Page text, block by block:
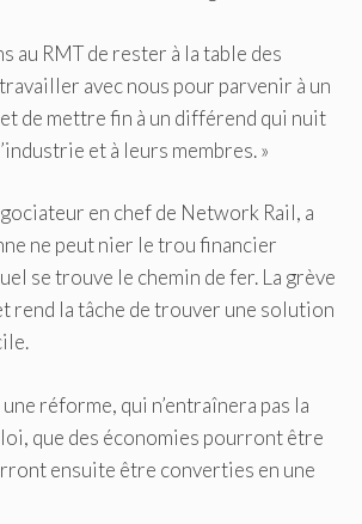
au RMT de rester à la table des
avec nous pour parvenir à un
de mettre fin à un différend qui nuit
et à leurs membres. »
en chef de Network Rail, a
ne peut nier le trou financier
se trouve le chemin de fer. La grève
rend la tâche de trouver une solution
une réforme, qui n’entraînera pas la
que des économies pourront être
ensuite être converties en une